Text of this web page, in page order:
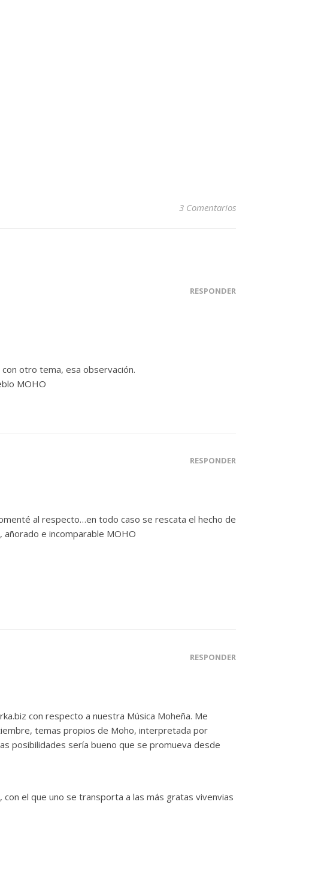
3 Comentarios
RESPONDER
otro tema, esa observación.
MOHO
RESPONDER
al respecto…en todo caso se rescata el hecho de
e incomparable MOHO
RESPONDER
con respecto a nuestra Música Moheña. Me
temas propios de Moho, interpretada por
posibilidades sería bueno que se promueva desde
el que uno se transporta a las más gratas vivenvias